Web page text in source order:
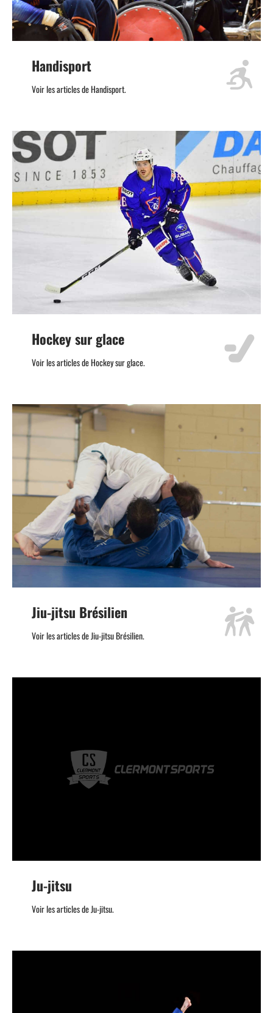
Handisport
Voir les articles de Handisport.
Hockey sur glace
Voir les articles de Hockey sur glace.
Jiu-jitsu Brésilien
Voir les articles de Jiu-jitsu Brésilien.
Ju-jitsu
Voir les articles de Ju-jitsu.